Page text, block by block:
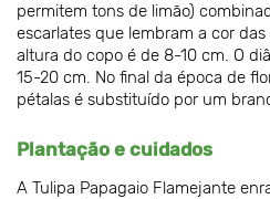
permitem tons de limão)
escarlates que lembram a cor
altura do copo é de 8-10 cm. O
15-20 cm. No final da época de
pétalas é substituído por um
Plantação e cuidados
A Tulipa Papagaio Flamejante